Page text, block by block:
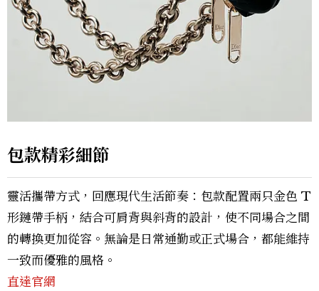
包款精彩細節
靈活攜帶方式，回應現代生活節奏：包款配置兩只金色 T
形鏈帶手柄，結合可肩背與斜背的設計，使不同場合之間
的轉換更加從容。無論是日常通勤或正式場合，都能維持
一致而優雅的風格。
直達官網